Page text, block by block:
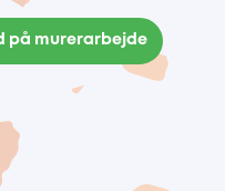
på murerarbejde